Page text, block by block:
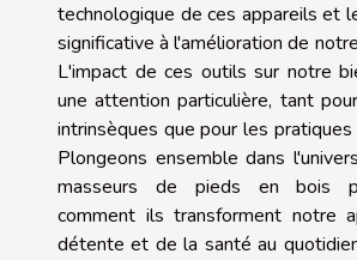
technologique de ces appareils et
significative à l'amélioration de
L'impact de ces outils sur notre
une attention particulière, tant
intrinsèques que pour les pratiques
Plongeons ensemble dans
masseurs de pieds en bois
comment ils transforment notre
détente et de la santé au